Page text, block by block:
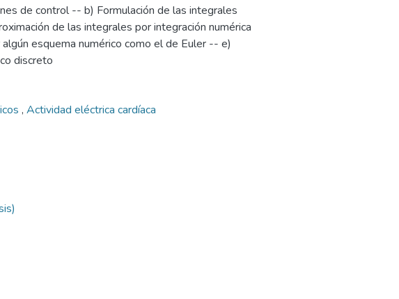
de control -- b) Formulación de las integrales
de las integrales por integración numérica
esquema numérico como el de Euler -- e)
discreto
, Actividad eléctrica cardíaca